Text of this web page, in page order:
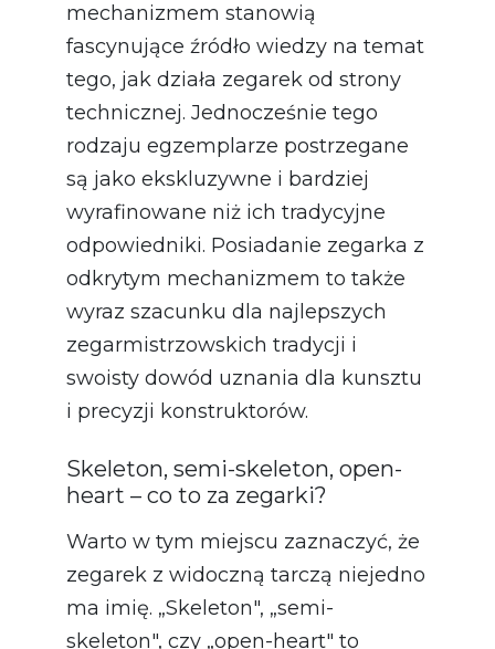
mechanizmem stanowią
fascynujące źródło wiedzy na temat
tego, jak działa zegarek od strony
technicznej. Jednocześnie tego
rodzaju egzemplarze postrzegane
są jako ekskluzywne i bardziej
wyrafinowane niż ich tradycyjne
odpowiedniki. Posiadanie zegarka z
odkrytym mechanizmem to także
wyraz szacunku dla najlepszych
zegarmistrzowskich tradycji i
swoisty dowód uznania dla kunsztu
i precyzji konstruktorów.
Skeleton, semi-skeleton, open-
heart – co to za zegarki?
Warto w tym miejscu zaznaczyć, że
zegarek z widoczną tarczą niejedno
ma imię. „Skeleton", „semi-
skeleton", czy „open-heart" to